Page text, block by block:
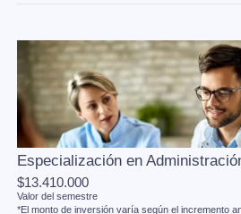
Especialización en
$13.410.000
Valor del semestre
*El monto de inversión varía según el incremento